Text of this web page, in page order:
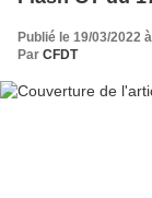
Publié le 19/03/2022
Par CFDT